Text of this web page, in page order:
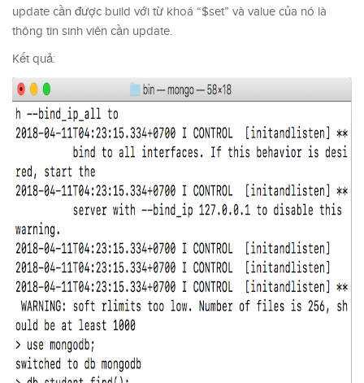
update cần được build với từ khoá “$set” và value của nó là
thông tin sinh viên cần update.
Kết quả: